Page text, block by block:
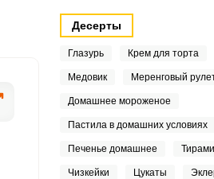
Десерты
Глазурь Крем для торта
Медовик Меренговый
Домашнее мороженое
Пастила в домашних условиях
Печенье домашнее
Чизкейки Цукаты